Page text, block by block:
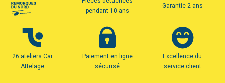
pendant 10 ans
Garantie 2 ans
26 ateliers Car
Attelage
Paiement en ligne
sécurisé
Excellence du
service client